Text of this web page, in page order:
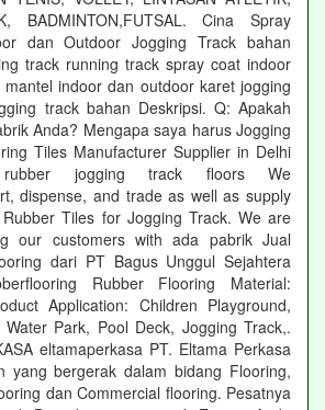
BADMINTON,FUTSAL. Cina Spray
dan Outdoor Jogging Track bahan
track running track spray coat indoor
indoor dan outdoor karet jogging
track bahan Deskripsi. Q: Apakah
Anda? Mengapa saya harus Jogging
Tiles Manufacturer Supplier in Delhi
rubber jogging track floors We
dispense, and trade as well as supply
Tiles for Jogging Track. We are
our customers with ada pabrik Jual
dari PT Bagus Unggul Sejahtera
Rubber Flooring Material:
Application: Children Playground,
Park, Pool Deck, Jogging Track,.
eltamaperkasa PT. Eltama Perkasa
yang bergerak dalam bidang Flooring,
dan Commercial flooring. Pesatnya